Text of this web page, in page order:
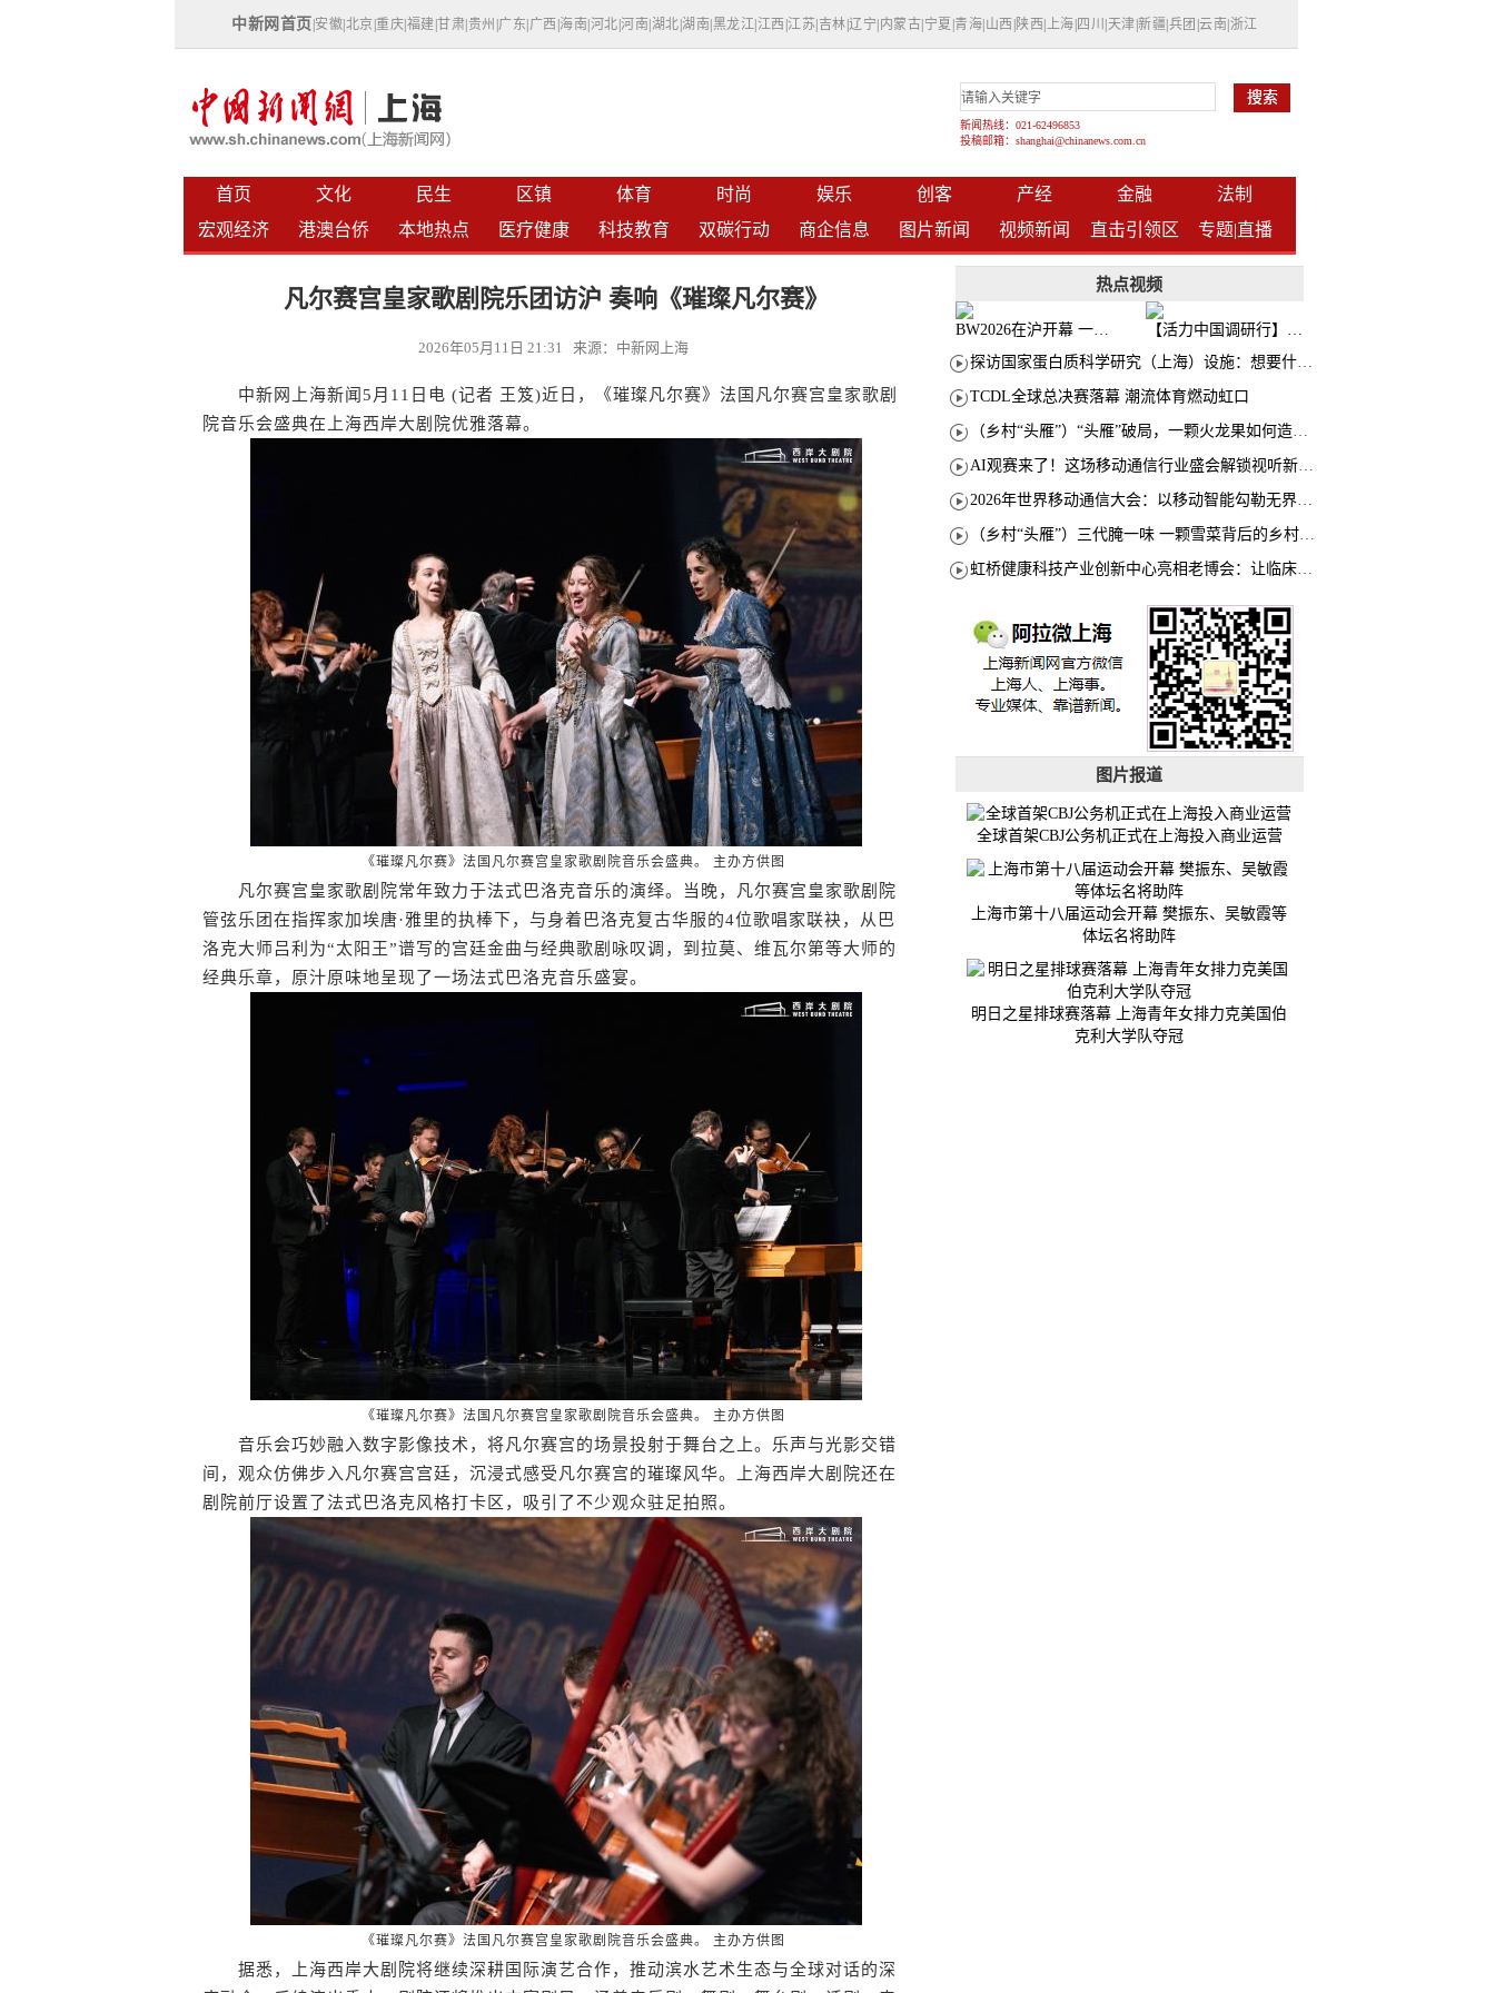
中新网首页 安徽 北京 |重庆 福建 |甘肃 贵州 广东 广西 海南 河北 |河南 湖北 |湖南 黑龙江 江西 江苏 吉林 |辽宁 内蒙古 宁夏 青海 山西 陕西 上海 四川 天津 |新疆 兵团 |云南 浙江
新闻热线：021-62496853
投稿邮箱：shanghai@chinanews.com.cn
首页 文化 民生 区镇 体育 时尚 娱乐 创客 产经 金融
法制
宏观经济
港澳台侨 本地热点 医疗健康 科技教育 双碳行动 商企信息 图片新闻 视频新闻 直击引领区 专题|直播
凡尔赛宫皇家歌剧院乐团访沪 奏响《璀璨凡尔赛》
2026年05月11日 21:31 来源：中新网上海
中新网上海新闻5月11日电 (记者 王笈)近日，《璀璨凡尔赛》法国凡尔赛宫皇家歌剧
院音乐会盛典在上海西岸大剧院优雅落幕。
《璀璨凡尔赛》法国凡尔赛宫皇家歌剧院音乐会盛典。 主办方供图
凡尔赛宫皇家歌剧院常年致力于法式巴洛克音乐的演绎。当晚，凡尔赛宫皇家歌剧院
管弦乐团在指挥家加埃唐·雅里的执棒下，与身着巴洛克复古华服的4位歌唱家联袂，从巴
洛克大师吕利为“太阳王”谱写的宫廷金曲与经典歌剧咏叹调，到拉莫、维瓦尔第等大师的
经典乐章，原汁原味地呈现了一场法式巴洛克音乐盛宴。
《璀璨凡尔赛》法国凡尔赛宫皇家歌剧院音乐会盛典。 主办方供图
音乐会巧妙融入数字影像技术，将凡尔赛宫的场景投射于舞台之上。乐声与光影交错
间，观众仿佛步入凡尔赛宫宫廷，沉浸式感受凡尔赛宫的璀璨风华。上海西岸大剧院还在
剧院前厅设置了法式巴洛克风格打卡区，吸引了不少观众驻足拍照。
《璀璨凡尔赛》法国凡尔赛宫皇家歌剧院音乐会盛典。 主办方供图
据悉，上海西岸大剧院将继续深耕国际演艺合作，推动滨水艺术生态与全球对话的深
热点视频
BW2026在沪开幕 一众次元品牌集中发布全新企划
【活力中国调研行】上海机器人研究院以技术标准撬动长三角智造协同
探访国家蛋白质科学研究（上海）设施：想要什么蛋白 AI直接设计合成
TCDL全球总决赛落幕 潮流体育燃动虹口
（乡村“头雁”）“头雁”破局，一颗火龙果如何造就沪上乡村特色产业化路径
AI观赛来了！这场移动通信行业盛会解锁视听新玩法
2026年世界移动通信大会：以移动智能勾勒无界普惠新愿景
（乡村“头雁”）三代腌一味 一颗雪菜背后的乡村致富经
虹桥健康科技产业创新中心亮相老博会：让临床“需求”定义银发经济新生态
图片报道
全球首架CBJ公务机正式在上海投入商业运营
上海市第十八届运动会开幕 樊振东、吴敏霞等
体坛名将助阵
明日之星排球赛落幕 上海青年女排力克美国伯
克利大学队夺冠